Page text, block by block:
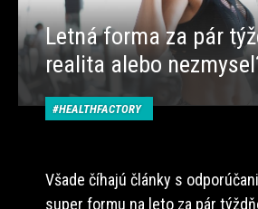
Letná forma za pár
realita alebo
HEALTHFACTORY
Všade číhajú články s
super formu na leto za pár